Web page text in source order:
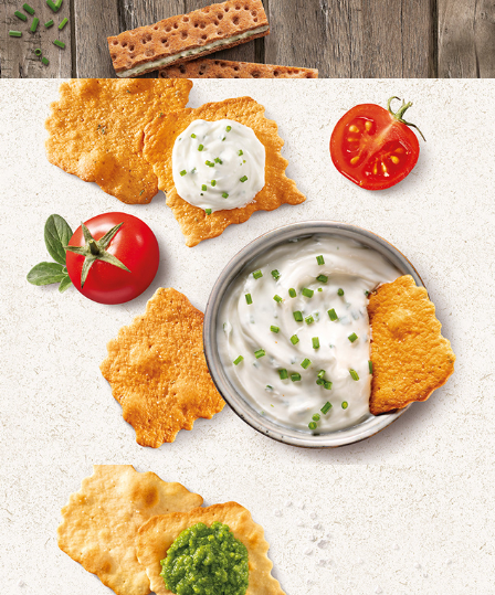
WASA SANDWICH CHIVES
WASA DELICATE TOMATO 2